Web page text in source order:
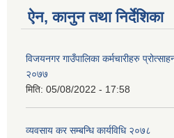
ऐन, कानुन तथा निर्देशिका
विजयनगर गाउँपालिका कर्मचारीहरु
२०७७
मिति: 05/08/2022 - 17:58
व्यवसाय कर सम्बन्धि कार्यविधि २०७८